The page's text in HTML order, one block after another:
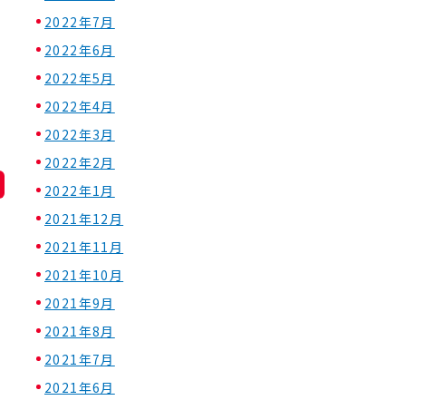
2022年7月
2022年6月
2022年5月
2022年4月
2022年3月
2022年2月
2022年1月
2021年12月
2021年11月
2021年10月
2021年9月
2021年8月
2021年7月
2021年6月